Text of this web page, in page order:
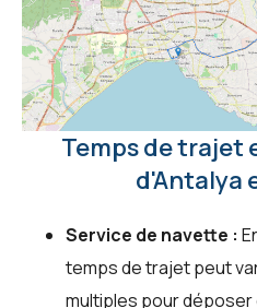
Temps de trajet
d'Antalya
Service de navette :
temps de trajet peut
multiples pour